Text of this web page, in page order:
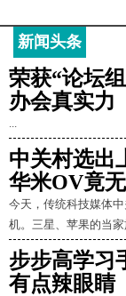
新闻头条
荣获“论坛
办会真实力
...
中关村选出
华米OV竟无
今天，传统科技媒体
机。三星、苹果的当
步步高学习
有点辣眼睛